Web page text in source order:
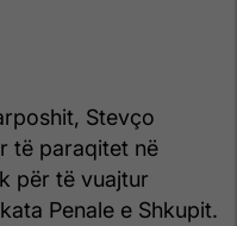
Stevço
të paraqitet në
për të vuajtur
Penale e Shkupit.